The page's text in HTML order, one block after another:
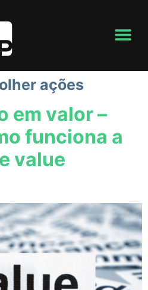
ações
em valor –
funciona a
value